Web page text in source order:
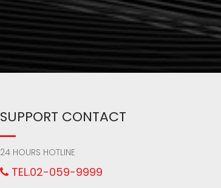
SUPPORT CONTACT
24 HOURS HOTLINE
TEL.02-059-9999